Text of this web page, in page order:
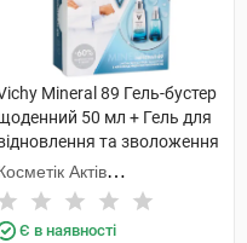
Mineral 89 Гель-бустер
50 мл + Гель для
та зволоження
навколо очей 15 мл 1
набір
Актів
Є в наявності